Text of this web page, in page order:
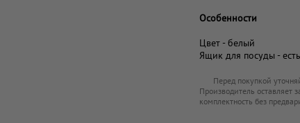
Особенности
Цвет - белый
Ящик для посуды - есть
Перед покупкой
Производитель оставляет
комплектность без